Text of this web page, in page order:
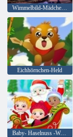
Wimmelbild-Mädchen und Katze
Eichhörnchen-Held
Baby- Haselnuss -Weihnachtsüberraschung